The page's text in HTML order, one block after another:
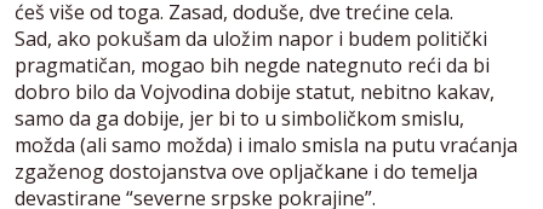
ćeš više od toga. Zasad, doduše, dve trećine cela.
Sad, ako pokušam da uložim napor i budem politički
pragmatičan, mogao bih negde nategnuto reći da bi
dobro bilo da Vojvodina dobije statut, nebitno kakav,
samo da ga dobije, jer bi to u simboličkom smislu,
možda (ali samo možda) i imalo smisla na putu vraćanja
zgaženog dostojanstva ove opljačkane i do temelja
devastirane “severne srpske pokrajine”.